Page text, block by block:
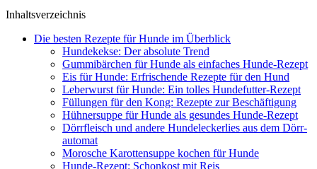
Inhalts­ver­zeich­nis
Die bes­ten Rezep­te für Hun­de im Über­blick
Hun­de­kek­se: Der abso­lu­te Trend
Gum­mi­bär­chen für Hun­de als ein­fa­ches Hun­de-Rezept
Eis für Hun­de: Erfri­schen­de Rezep­te für den Hund
Leber­wurst für Hun­de: Ein tol­les Hun­de­fut­ter-Rezept
Fül­lun­gen für den Kong: Rezep­te zur Beschäf­ti­gung
Hüh­ner­sup­pe für Hun­de als gesun­des Hun­de-Rezept
Dörr­fleisch und ande­re Hun­de­le­cker­lies aus dem Dörr­
au­to­mat
Moro­sche Karot­ten­sup­pe kochen für Hun­de
Hun­de-Rezept: Schon­kost mit Reis